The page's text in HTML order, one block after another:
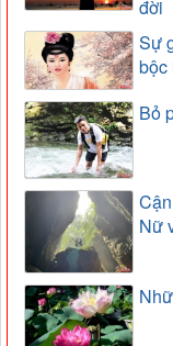
đời
Sự
bộc
Bỏ
Nữ